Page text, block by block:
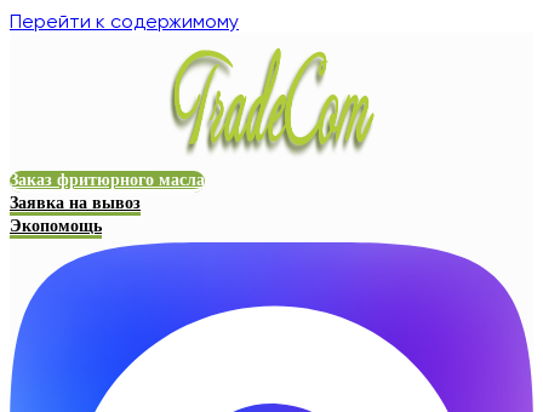
Перейти к содержимому
Заказ фритюрного масла
Заявка на вывоз
Экопомощь